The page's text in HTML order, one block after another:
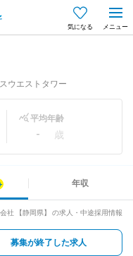
気になる
をご利用される方へ
ウエストタワー
平均年齢
- 歳
年収
社 【静岡県】 の求人・中途採用情報
募集が終了した求人